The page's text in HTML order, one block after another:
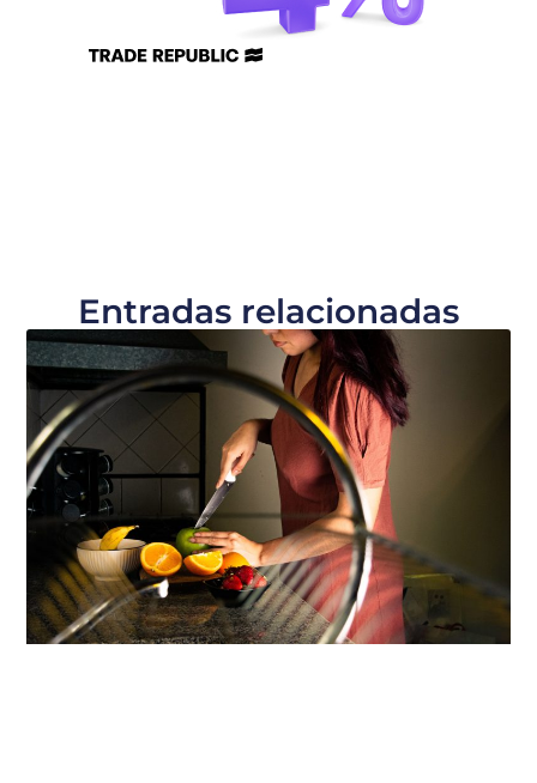
Entradas relacionadas